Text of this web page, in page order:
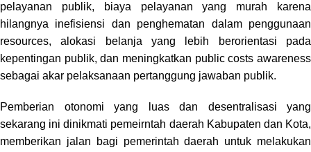
pelayanan publik, biaya pelayanan yang murah karena
hilangnya inefisiensi dan penghematan dalam penggunaan
resources, alokasi belanja yang lebih berorientasi pada
kepentingan publik, dan meningkatkan public costs awareness
sebagai akar pelaksanaan pertanggung jawaban publik.
Pemberian otonomi yang luas dan desentralisasi yang
sekarang ini dinikmati pemeirntah daerah Kabupaten dan Kota,
memberikan jalan bagi pemerintah daerah untuk melakukan